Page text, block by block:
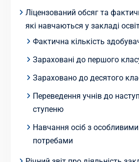
Ліцензований обсяг та
які навчаються у закладі
Фактична кількість
Зараховані до першого
Зараховано до десятого
Переведення учнів до
ступеню
Навчання осіб з особливими
потребами